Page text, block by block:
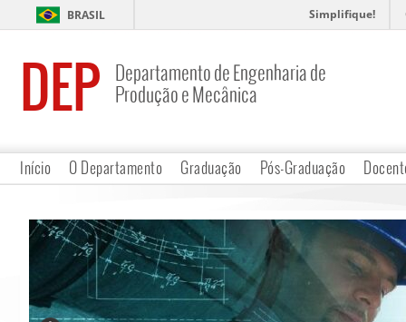
BRASIL Simplifique!
DEP
Departamento de Engenharia de
Produção e Mecânica
Início O Departamento Graduação Pós-Graduação